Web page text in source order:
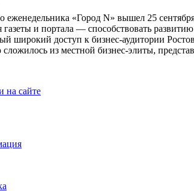
еженедельника «Город N» вышел 25
и портала — способствовать
широкий доступ к бизнес-аудитории
из местной бизнес-элиты,
на сайте